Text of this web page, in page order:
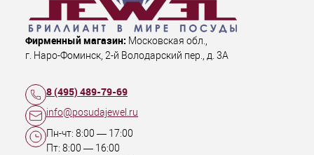
Фирменный магазин: Московская обл.,
г. Наро-Фоминск, 2-й Володарский пер., д. 3А
8 (495) 489-79-69
info@posudajewel.ru
Пн-чт: 8:00 — 17:00
Пт: 8:00 — 16:00